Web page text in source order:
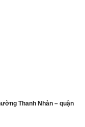
Thanh Nhàn – quận